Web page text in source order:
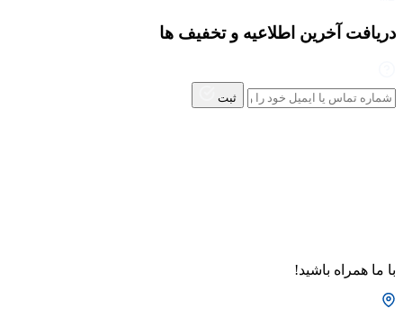
دریافت آخرین اطلاعیه و تخفیف ها
ثبت
با ما همراه باشید!